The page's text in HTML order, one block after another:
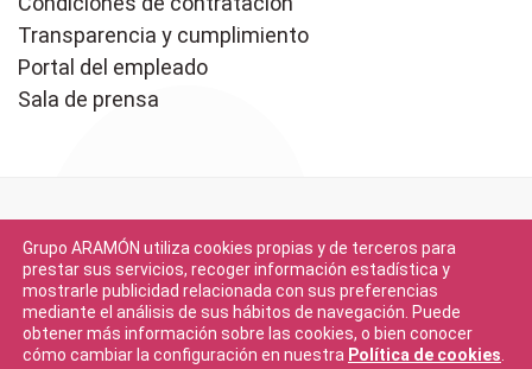
Transparencia y cumplimiento
Portal del empleado
Sala de prensa
Descargar en
App Store
Grupo ARAMÓN utiliza cookies propias y de terceros para
prestar sus servicios, recoger información estadística y
mostrarle publicidad relacionada con sus preferencias
mediante el análisis de sus hábitos de navegación. Puede
obtener más información sobre las cookies, o bien conocer
cómo cambiar la configuración en nuestra Política de cookies